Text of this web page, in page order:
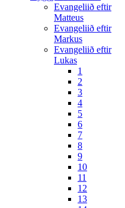
Evangeliið eftir
Matteus
Evangeliið eftir
Markus
Evangeliið eftir
Lukas
1
2
3
4
5
6
7
8
9
10
11
12
13